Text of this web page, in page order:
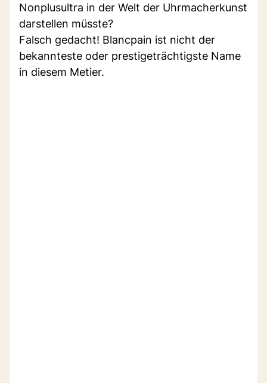
Nonplusultra in der Welt der Uhrmacherkunst
darstellen müsste?
Falsch gedacht! Blancpain ist nicht der
bekannteste oder prestigeträchtigste Name
in diesem Metier.